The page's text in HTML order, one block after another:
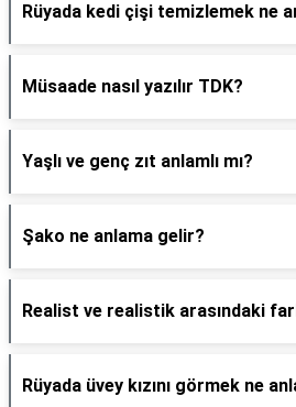
Rüyada kedi çişi temizlemek ne
Müsaade nasıl yazılır TDK?
Yaşlı ve genç zıt anlamlı mı?
Şako ne anlama gelir?
Realist ve realistik arasındaki
Rüyada üvey kızını görmek ne